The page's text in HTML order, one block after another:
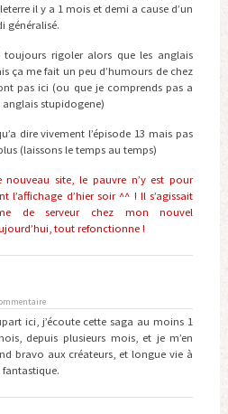
il y a 1 mois et demi a cause d’un
généralisé.
rigoler alors que les anglais
ça me fait un peu d’humours de chez
pas ici (ou que je comprends pas a
stupidogene)
dire vivement l’épisode 13 mais pas
(laissons le temps au temps)
nouveau site, le pauvre n’y est pour
l’affichage d’hier soir ^^ ! Il s’agissait
de serveur chez mon nouvel
tout refonctionne !
ici, j’écoute cette saga au moins 1
depuis plusieurs mois, et je m’en
bravo aux créateurs, et longue vie à
fantastique.